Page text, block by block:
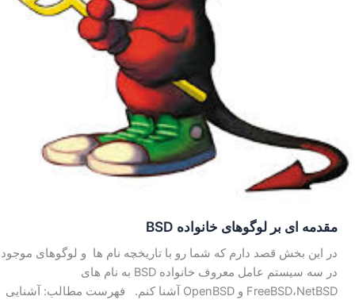
مقدمه ای بر لوگوهای خانواده BSD
در این بخش قصد دارم که شما رو با تاریخچه نام ها و لوگوهای موجود
در سه سیستم عامل معروف خانواده BSD به نام های
FreeBSD،NetBSD و OpenBSD آشنا کنم. فهرست مطالب: آشنایی